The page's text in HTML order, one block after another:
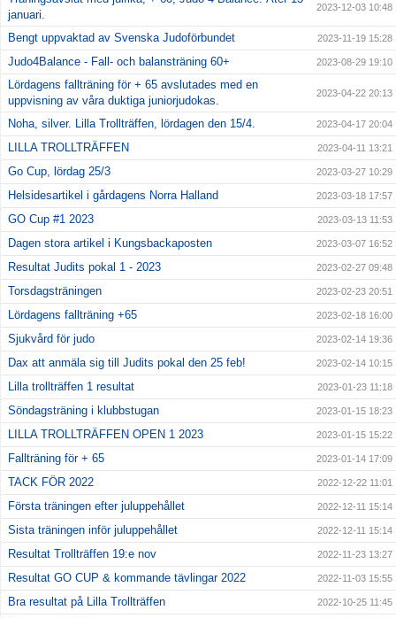
januari.
2023-12-03 10:48
Bengt uppvaktad av Svenska Judoförbundet 2023-11-19 15:28
Judo4Balance - Fall- och balansträning 60+ 2023-08-29 19:10
Lördagens fallträning för + 65 avslutades med en
uppvisning av våra duktiga juniorjudokas.
2023-04-22 20:13
Noha, silver. Lilla Trollträffen, lördagen den 15/4. 2023-04-17 20:04
LILLA TROLLTRÄFFEN 2023-04-11 13:21
Go Cup, lördag 25/3 2023-03-27 10:29
Helsidesartikel i gårdagens Norra Halland 2023-03-18 17:57
GO Cup #1 2023 2023-03-13 11:53
Dagen stora artikel i Kungsbackaposten 2023-03-07 16:52
Resultat Judits pokal 1 - 2023 2023-02-27 09:48
Torsdagsträningen 2023-02-23 20:51
Lördagens fallträning +65 2023-02-18 16:00
Sjukvård för judo 2023-02-14 19:36
Dax att anmäla sig till Judits pokal den 25 feb! 2023-02-14 10:15
Lilla trollträffen 1 resultat 2023-01-23 11:18
Söndagsträning i klubbstugan 2023-01-15 18:23
LILLA TROLLTRÄFFEN OPEN 1 2023 2023-01-15 15:22
Fallträning för + 65 2023-01-14 17:09
TACK FÖR 2022 2022-12-22 11:01
Första träningen efter juluppehållet 2022-12-11 15:14
Sista träningen inför juluppehållet 2022-12-11 15:14
Resultat Trollträffen 19:e nov 2022-11-23 13:27
Resultat GO CUP & kommande tävlingar 2022 2022-11-03 15:55
Bra resultat på Lilla Trollträffen 2022-10-25 11:45